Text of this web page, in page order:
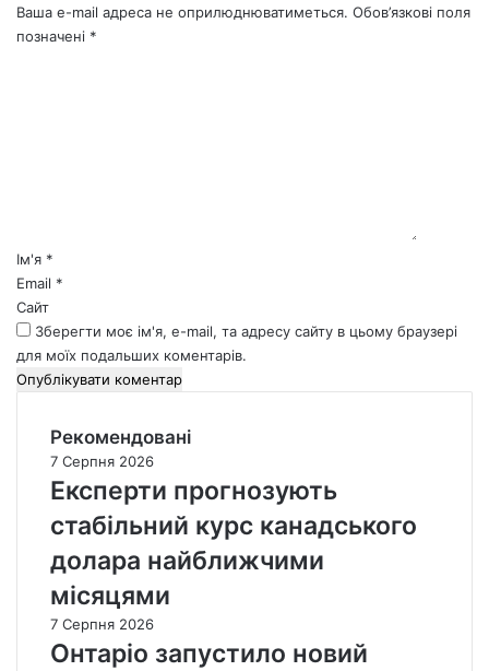
Ваша e-mail адреса не оприлюднюватиметься. Обов’язкові поля
позначені *
*
Ім'я *
Email *
Сайт
Зберегти моє ім'я, e-mail, та адресу сайту в цьому браузері
для моїх подальших коментарів.
Рекомендовані
7 Серпня 2026
Експерти прогнозують
стабільний курс канадського
долара найближчими
місяцями
7 Серпня 2026
Онтаріо запустило новий